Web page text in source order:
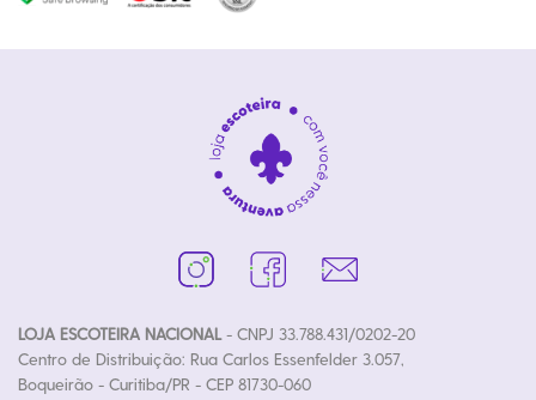
LOJA ESCOTEIRA NACIONAL- CNPJ 33.788.431/0202-20
Centro de Distribuição: Rua Carlos Essenfelder 3.057,
Boqueirão - Curitiba/PR - CEP 81730-060